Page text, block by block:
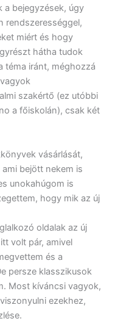
a bejegyzések, úgy
rendszerességgel,
miért és hogy
hátha tudok
téma iránt, méghozzá
szakértő (ez utóbbi
a főiskolán), csak két
vásárlását,
bejött nekem is
unokahúgom is
hogy mik az új
oldalak az új
volt pár, amivel
és a
persze klasszikusok
Most kíváncsi vagyok,
ezekhez,